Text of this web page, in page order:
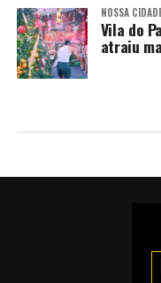
NOSSA
Vila do
atraiu